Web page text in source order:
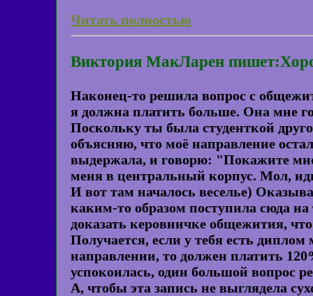
Читать полностью
Виктория МакЛарен
Наконец-то решила вопрос с
я должна платить больше. Она мне
Поскольку ты была студенткой
объясняю, что моё направление
выдержала, и говорю: "Покажите
меня в центральный корпус. Мол,
И вот там началось веселье)
каким-то образом поступила сюда
доказать керовничке общежития,
Получается, если у тебя есть
направлении, то должен платить
успокоилась, один большой вопрос
А, чтобы эта запись не выглядела